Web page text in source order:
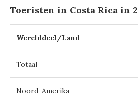
Toeristen in Costa Rica in
Werelddeel/Land
Totaal
Noord-Amerika